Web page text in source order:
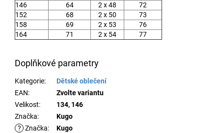
146
64 2 x 48
72
152
68 2 x 50
73
158
69 2 x 53
76
164
71 2 x 54 77
Doplňkové parametry
Kategorie:
Dětské oblečení
EAN:
Zvolte variantu
Velikost:
134, 146
Značka:
Kugo
? Značka:
Kugo